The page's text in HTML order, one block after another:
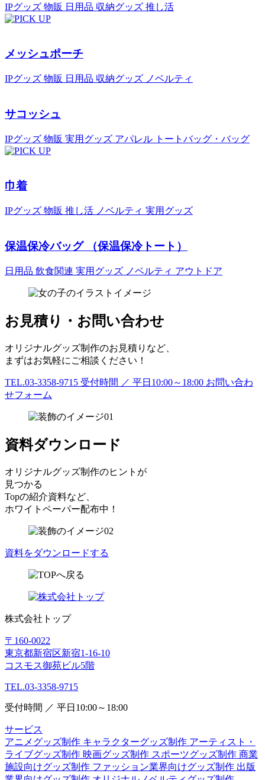
IPグッズ 物販 日用品 収納グッズ 推し活
メッシュポーチ
IPグッズ 物販 日用品 収納グッズ ノベルティ
サコッシュ
IPグッズ 物販 実用グッズ アパレル トートバッグ・バッグ
巾着
IPグッズ 物販 推し活 ノベルティ 実用グッズ
保温保冷バッグ （保温保冷トート）
日用品 飲食関連 実用グッズ ノベルティ アウトドア
お見積り・お問い合わせ
オリジナルグッズ制作のお見積りなど、
まずはお気軽にご相談ください！
TEL.03-3358-9715 受付時間 ／ 平日10:00～18:00 お問い合わ
せフォーム
資料ダウンロード
オリジナルグッズ制作のヒントが
見つかる
Topの紹介資料など、
ホワイトペーパー配布中！
資料をダウンロードする
株式会社トップ
〒160-0022
東京都新宿区新宿1-16-10
コスモス御苑ビル5階
TEL.03-3358-9715
受付時間 ／ 平日10:00～18:00
サービス
アニメグッズ制作 キャラクターグッズ制作 アーティスト・
ライブグッズ制作 映画グッズ制作 スポーツグッズ制作 商業
施設向けグッズ制作 ファッション業界向けグッズ制作 出版